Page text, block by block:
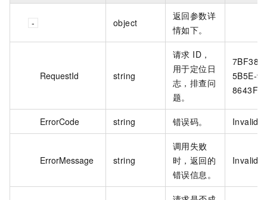
object
返回参数详
情如下。
RequestId string
请求 ID，
用于定位日
志，排查问
题。
5B5E-
ErrorCode string 错误码。
ErrorMessage string
调用失败
时，返回的
错误信息。